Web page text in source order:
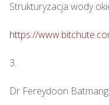
Strukturyzacja wody
https://
3.
Dr Fereydoon